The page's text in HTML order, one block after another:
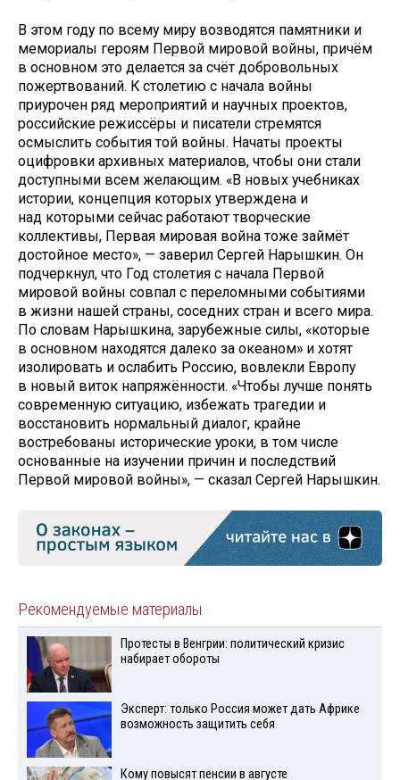
В этом году по всему миру возводятся памятники и
мемориалы героям Первой мировой войны, причём
в основном это делается за счёт добровольных
пожертвований. К столетию с начала войны
приурочен ряд мероприятий и научных проектов,
российские режиссёры и писатели стремятся
осмыслить события той войны. Начаты проекты
оцифровки архивных материалов, чтобы они стали
доступными всем желающим. «В новых учебниках
истории, концепция которых утверждена и
над которыми сейчас работают творческие
коллективы, Первая мировая война тоже займёт
достойное место», — заверил Сергей Нарышкин. Он
подчеркнул, что Год столетия с начала Первой
мировой войны совпал с переломными событиями
в жизни нашей страны, соседних стран и всего мира.
По словам Нарышкина, зарубежные силы, «которые
в основном находятся далеко за океаном» и хотят
изолировать и ослабить Россию, вовлекли Европу
в новый виток напряжённости. «Чтобы лучше понять
современную ситуацию, избежать трагедии и
восстановить нормальный диалог, крайне
востребованы исторические уроки, в том числе
основанные на изучении причин и последствий
Первой мировой войны», — сказал Сергей Нарышкин.
Рекомендуемые материалы
Протесты в Венгрии: политический кризис
набирает обороты
Эксперт: только Россия может дать Африке
возможность защитить себя
Кому повысят пенсии в августе